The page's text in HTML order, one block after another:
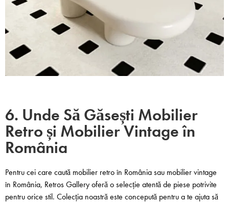
6. Unde Să Găsești Mobilier
Retro și Mobilier Vintage în
România
Pentru cei care caută mobilier retro în România sau mobilier vintage
în România, Retros Gallery oferă o selecție atentă de piese potrivite
pentru orice stil. Colecția noastră este concepută pentru a te ajuta să